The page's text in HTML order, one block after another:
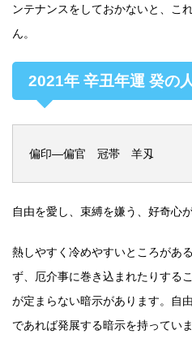
ンテナンスをしておかないと、こ
ん。
2021年 辛丑年運 癸の人
偏印―偏官 冠帯 羊刄
自由を愛し、束縛を嫌う、好奇心
熱しやすく冷めやすいところがあ
ず、厄介事に巻き込まれたりする
が定まらない暗示があります。自
であれば発展する暗示を持っていま